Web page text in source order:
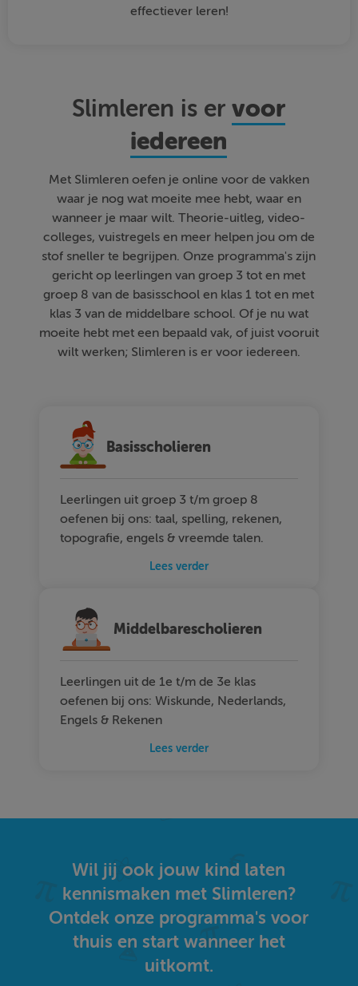
effectiever leren!
Slimleren is ervoor
iedereen
Met Slimleren oefen je online voor de vakken
waar je nog wat moeite mee hebt, waar en
wanneer je maar wilt. Theorie-uitleg, video-
colleges, vuistregels en meer helpen jou om de
stof sneller te begrijpen. Onze programma's zijn
gericht op leerlingen van groep 3 tot en met
groep 8 van de basisschool en klas 1 tot en met
klas 3 van de middelbare school. Of je nu wat
moeite hebt met een bepaald vak, of juist vooruit
wilt werken; Slimleren is er voor iedereen.
Basisscholieren
Leerlingen uit groep 3 t/m groep 8
oefenen bij ons: taal, spelling, rekenen,
topografie, engels & vreemde talen.
Lees verder
Middelbarescholieren
Leerlingen uit de 1e t/m de 3e klas
oefenen bij ons: Wiskunde, Nederlands,
Engels & Rekenen
Lees verder
Wil jij ook jouw kind laten
kennismaken met Slimleren?
Ontdek onze programma's voor
thuis en start wanneer het
uitkomt.